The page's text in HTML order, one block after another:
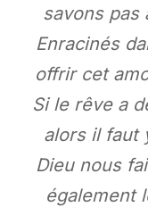
savons pas
Enracinés
offrir cet
Si le rêve a
alors il faut
Dieu nous
également